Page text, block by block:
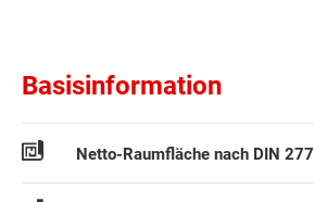
Basisinformation
Netto-Raumfläche nach DIN 277